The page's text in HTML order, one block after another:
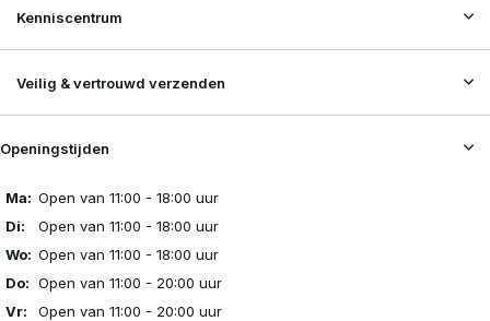
Kenniscentrum
Veilig & vertrouwd verzenden
Openingstijden
Ma: Open van 11:00 - 18:00 uur
Di:
Open van 11:00 - 18:00 uur
Wo: Open van 11:00 - 18:00 uur
Do: Open van 11:00 - 20:00 uur
Vr:
Open van 11:00 - 20:00 uur